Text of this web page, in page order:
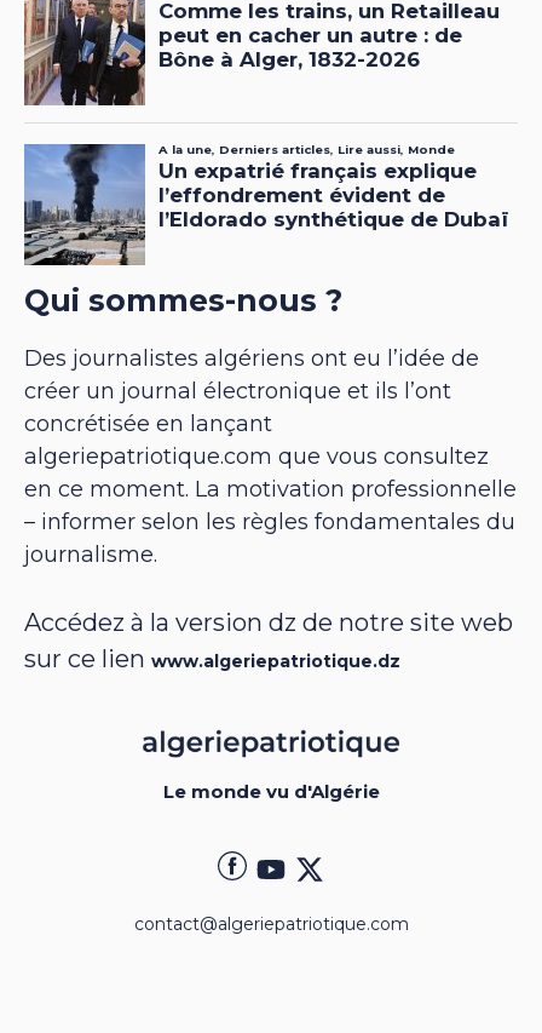
Qui sommes-nous ?
Des journalistes algériens ont eu l’idée de
créer un journal électronique et ils l’ont
concrétisée en lançant
algeriepatriotique.com que vous consultez
en ce moment. La motivation professionnelle
– informer selon les règles fondamentales du
journalisme.
Accédez à la version dz de notre site web
sur ce lien www.algeriepatriotique.dz
Le monde vu d'Algérie
contact@algeriepatriotique.com